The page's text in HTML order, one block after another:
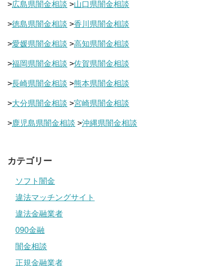
>広島県闇金相談 >山口県闇金相談
>徳島県闇金相談 >香川県闇金相談
>愛媛県闇金相談 >高知県闇金相談
>福岡県闇金相談 >佐賀県闇金相談
>長崎県闇金相談 >熊本県闇金相談
>大分県闇金相談 >宮崎県闇金相談
>鹿児島県闇金相談 >沖縄県闇金相談
カテゴリー
ソフト闇金
違法マッチングサイト
違法金融業者
090金融
闇金相談
正規金融業者